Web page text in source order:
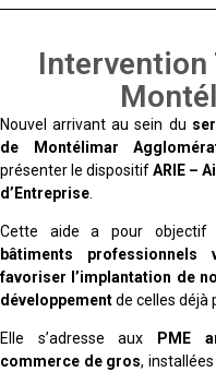
Intervention
Nouvel arrivant au sein du
de Montélimar
présenter le dispositifARIE –
d’Entreprise
Cette aide a pour objectif
bâtiments professionnels
favoriser l’implantation de
développementde celles déjà
Elle s’adresse aux
PME
commerce de gros,